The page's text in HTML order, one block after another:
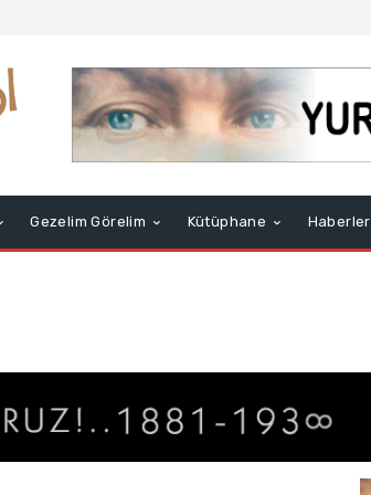
Gezelim Görelim Kütüphane Haberler